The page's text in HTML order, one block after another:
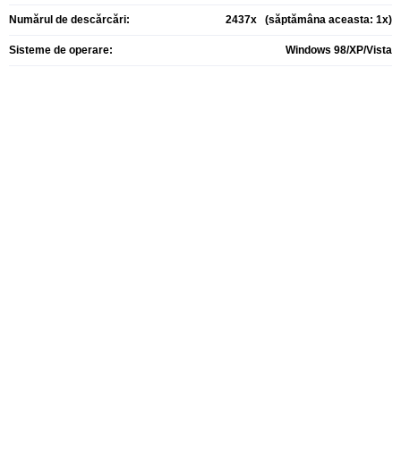
Numărul de descărcări: 2437x (săptămâna aceasta: 1x)
Sisteme de operare: Windows 98/XP/Vista